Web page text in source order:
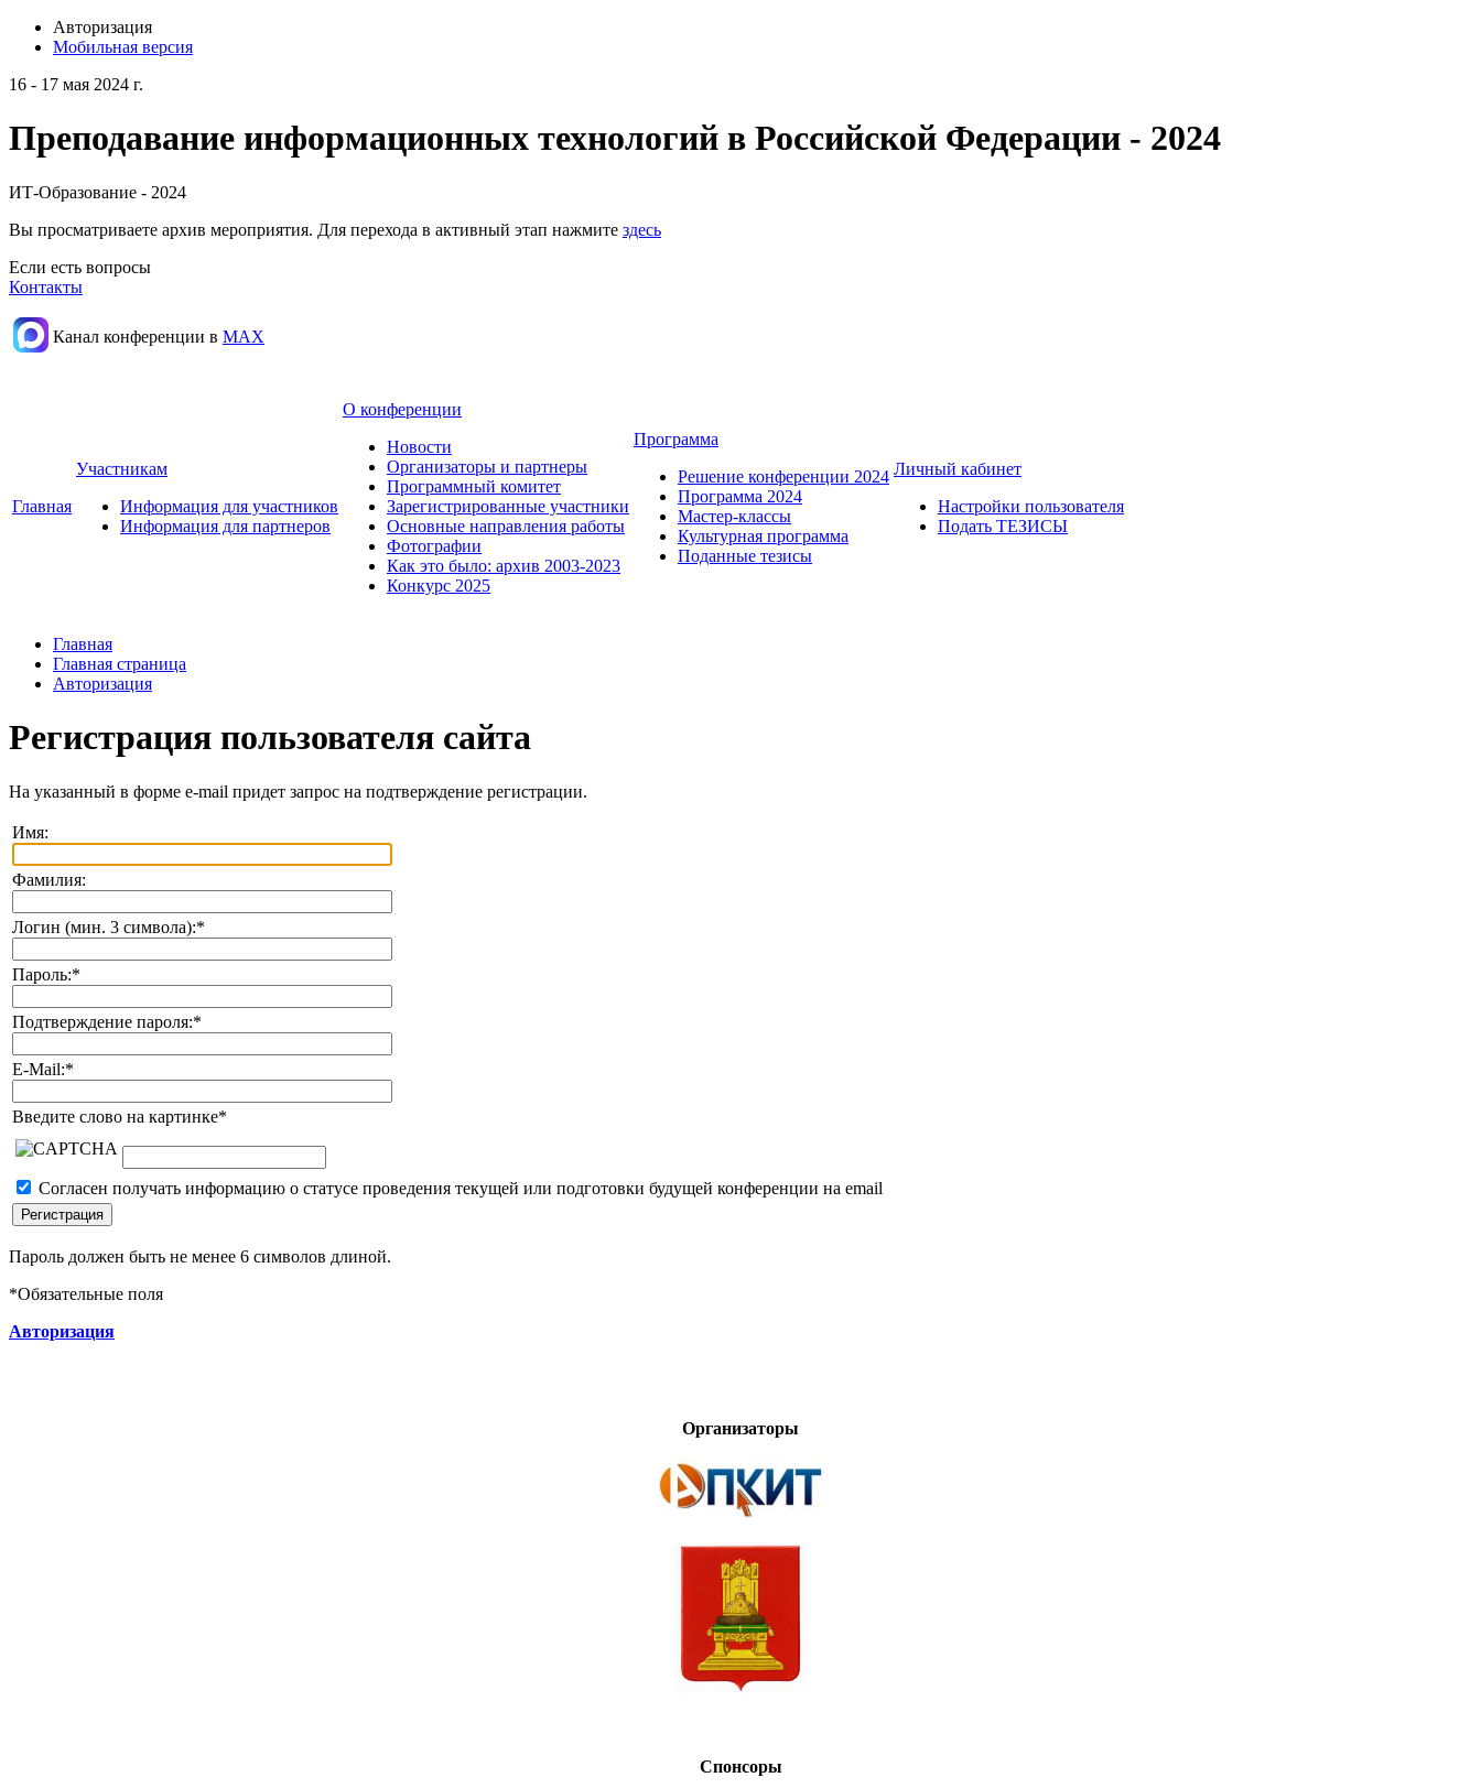
Авторизация
Мобильная версия
16 - 17 мая 2024 г.
Преподавание информационных технологий в Российской Федерации - 2024
ИТ-Образование - 2024
Вы просматриваете архив мероприятия. Для перехода в активный этап нажмите здесь
Если есть вопросы
Контакты
Канал конференции в МАХ
Главная
Участникам
Информация для участников
Информация для партнеров
О конференции
Новости
Организаторы и партнеры
Программный комитет
Зарегистрированные участники
Основные направления работы
Фотографии
Как это было: архив 2003-2023
Конкурс 2025
Программа
Решение конференции 2024
Программа 2024
Мастер-классы
Культурная программа
Поданные тезисы
Личный кабинет
Настройки пользователя
Подать ТЕЗИСЫ
Главная
Главная страница
Авторизация
Регистрация пользователя сайта
На указанный в форме e-mail придет запрос на подтверждение регистрации.
Имя:
Фамилия:
Логин (мин. 3 символа):*
Пароль:*
Подтверждение пароля:*
E-Mail:*
Введите слово на картинке*
Согласен получать информацию о статусе проведения текущей или подготовки будущей конференции на email
Пароль должен быть не менее 6 символов длиной.
*Обязательные поля
Авторизация
Организаторы
Спонсоры